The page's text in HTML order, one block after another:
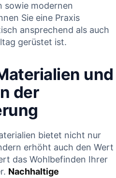
sowie modernen
Sie eine Praxis
ansprechend als auch
gerüstet ist.
und
der
bietet nicht nur
erhöht auch den Wert
das Wohlbefinden Ihrer
Nachhaltige